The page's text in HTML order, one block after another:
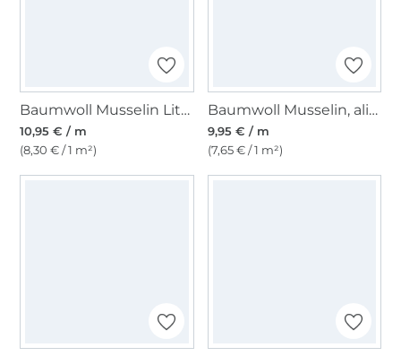
Baumwoll Musselin Little Dots, blaugrau
10,95 € / m
(8,30 € / 1 m²)
Baumwoll Musselin, alice blau
9,95 € / m
(7,65 € / 1 m²)